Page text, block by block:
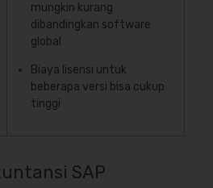
mungkin kurang
dibandingkan software
global
Biaya lisensi untuk
beberapa versi bisa cukup
tinggi
SAP